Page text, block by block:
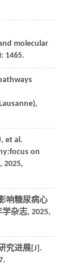
molecular
1465.
,
, et al.
on
, 2025,
响糖尿病心
学杂志, 2025,
究进展[J].